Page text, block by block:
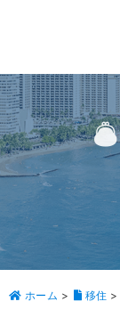
ホーム > 移住 >